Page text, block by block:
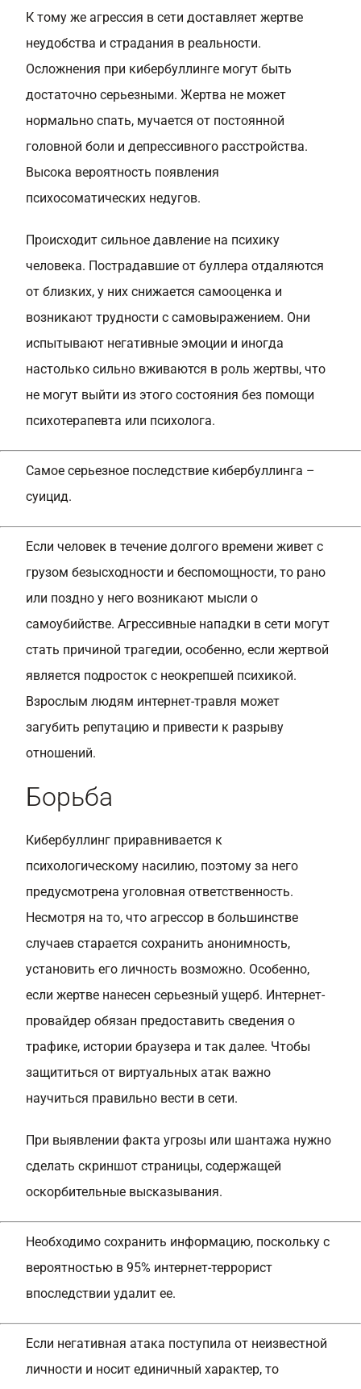
К тому же агрессия в сети доставляет жертве
неудобства и страдания в реальности.
Осложнения при кибербуллинге могут быть
достаточно серьезными. Жертва не может
нормально спать, мучается от постоянной
головной боли и депрессивного расстройства.
Высока вероятность появления
психосоматических недугов.
Происходит сильное давление на психику
человека. Пострадавшие от буллера отдаляются
от близких, у них снижается самооценка и
возникают трудности с самовыражением. Они
испытывают негативные эмоции и иногда
настолько сильно вживаются в роль жертвы, что
не могут выйти из этого состояния без помощи
психотерапевта или психолога.
Самое серьезное последствие кибербуллинга –
суицид.
Если человек в течение долгого времени живет с
грузом безысходности и беспомощности, то рано
или поздно у него возникают мысли о
самоубийстве. Агрессивные нападки в сети могут
стать причиной трагедии, особенно, если жертвой
является подросток с неокрепшей психикой.
Взрослым людям интернет-травля может
загубить репутацию и привести к разрыву
отношений.
Борьба
Кибербуллинг приравнивается к
психологическому насилию, поэтому за него
предусмотрена уголовная ответственность.
Несмотря на то, что агрессор в большинстве
случаев старается сохранить анонимность,
установить его личность возможно. Особенно,
если жертве нанесен серьезный ущерб. Интернет-
провайдер обязан предоставить сведения о
трафике, истории браузера и так далее. Чтобы
защититься от виртуальных атак важно
научиться правильно вести в сети.
При выявлении факта угрозы или шантажа нужно
сделать скриншот страницы, содержащей
оскорбительные высказывания.
Необходимо сохранить информацию, поскольку с
вероятностью в 95% интернет-террорист
впоследствии удалит ее.
Если негативная атака поступила от неизвестной
личности и носит единичный характер, то